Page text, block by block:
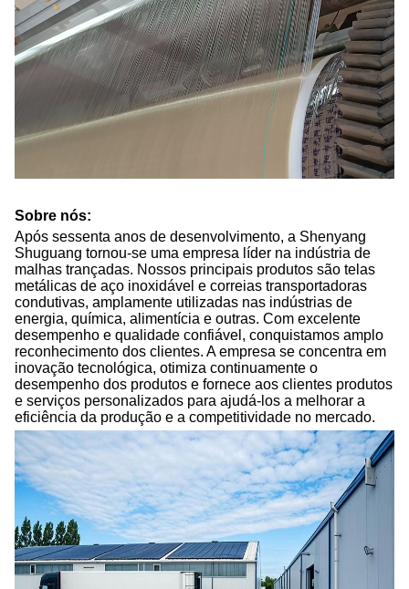
Sobre nós:
Após sessenta anos de desenvolvimento, a Shenyang
Shuguang tornou-se uma empresa líder na indústria de
malhas trançadas. Nossos principais produtos são telas
metálicas de aço inoxidável e correias transportadoras
condutivas, amplamente utilizadas nas indústrias de
energia, química, alimentícia e outras. Com excelente
desempenho e qualidade confiável, conquistamos amplo
reconhecimento dos clientes. A empresa se concentra em
inovação tecnológica, otimiza continuamente o
desempenho dos produtos e fornece aos clientes produtos
e serviços personalizados para ajudá-los a melhorar a
eficiência da produção e a competitividade no mercado.